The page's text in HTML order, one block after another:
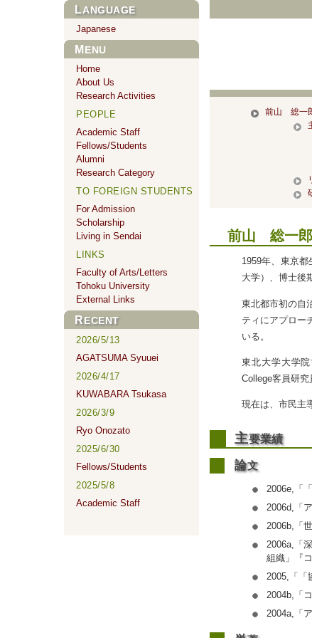
前山 総一
前山 総一
1959年、東京
大学）、博士後
東北都市初の自
ティにアプロー
いる。
東北大学大学
College客員研究
現在は、市民主
主要業績
論文
2006e,「
2006d,「
2006b,「
2006a,「
組織」『
2005,「「
2004b,「
2004a,「
LANGUAGE
Japanese
MENU
Home
About Us
Research Activities
PEOPLE
Academic Staff
Fellows/Students
Alumni
Research Category
TO FOREIGN STUDENTS
For Admission
Scholarship
Living in Sendai
LINKS
Faculty of Arts/Letters
Tohoku University
External Links
RECENT
2026/5/13
AGATSUMA Syuuei
2026/4/17
KUWABARA Tsukasa
2026/3/9
Ryo Onozato
2025/6/30
Fellows/Students
2025/5/8
Academic Staff